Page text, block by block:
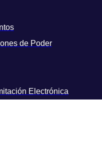
de Poder
Electrónica